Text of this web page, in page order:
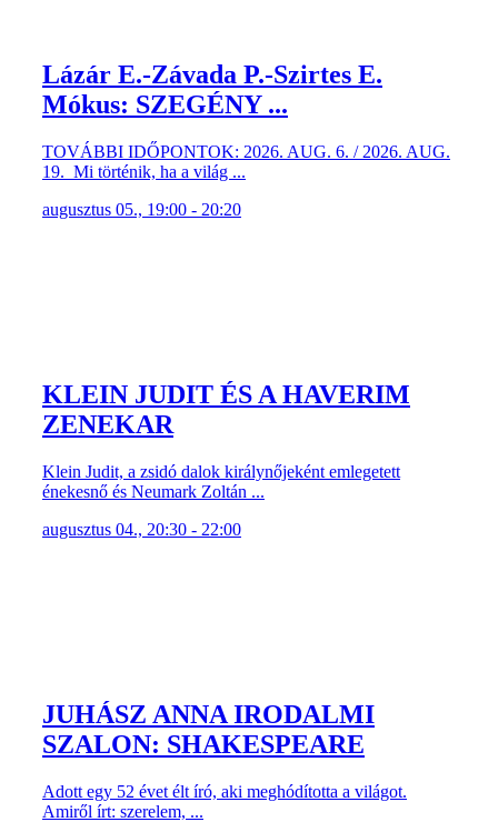
Lázár E.-Závada P.-Szirtes E.
Mókus: SZEGÉNY ...
TOVÁBBI IDŐPONTOK: 2026. AUG. 6. / 2026. AUG.
19. Mi történik, ha a világ ...
augusztus 05., 19:00 - 20:20
KLEIN JUDIT ÉS A HAVERIM
ZENEKAR
Klein Judit, a zsidó dalok királynőjeként emlegetett
énekesnő és Neumark Zoltán ...
augusztus 04., 20:30 - 22:00
JUHÁSZ ANNA IRODALMI
SZALON: SHAKESPEARE
Adott egy 52 évet élt író, aki meghódította a világot.
Amiről írt: szerelem, ...